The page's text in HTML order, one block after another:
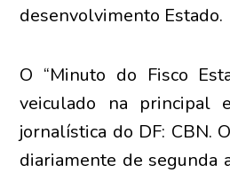
desenvolvimento Estado.
O “Minuto do Fisco
veiculado na principal
jornalística do DF: CBN.
diariamente de segunda